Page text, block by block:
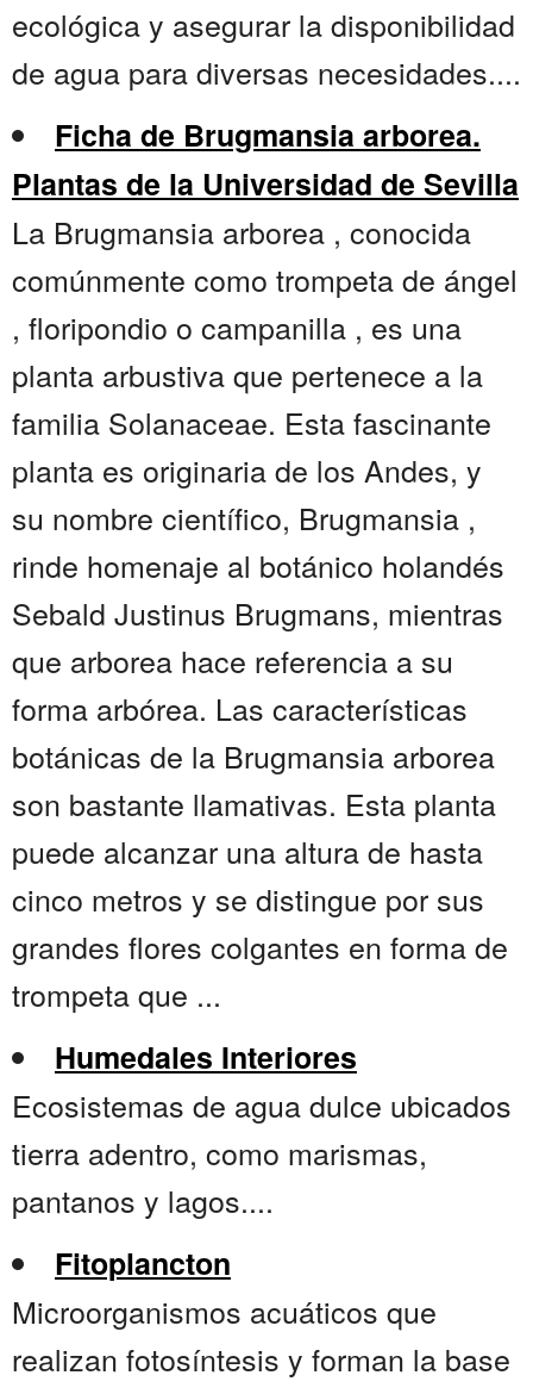
ecológica y asegurar la disponibilidad
de agua para diversas necesidades....
Ficha de Brugmansia arborea.
Plantas de la Universidad de Sevilla
La Brugmansia arborea , conocida
comúnmente como trompeta de ángel
, floripondio o campanilla , es una
planta arbustiva que pertenece a la
familia Solanaceae. Esta fascinante
planta es originaria de los Andes, y
su nombre científico, Brugmansia ,
rinde homenaje al botánico holandés
Sebald Justinus Brugmans, mientras
que arborea hace referencia a su
forma arbórea. Las características
botánicas de la Brugmansia arborea
son bastante llamativas. Esta planta
puede alcanzar una altura de hasta
cinco metros y se distingue por sus
grandes flores colgantes en forma de
trompeta que ...
Humedales Interiores
Ecosistemas de agua dulce ubicados
tierra adentro, como marismas,
pantanos y lagos....
Fitoplancton
Microorganismos acuáticos que
realizan fotosíntesis y forman la base